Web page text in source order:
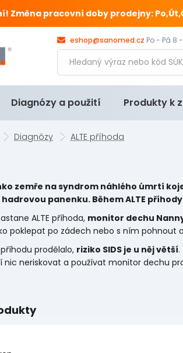
Změna pracovní doby prodejny: Po,Út,Čt
eshop@sanomed.cz Po - Pá 8
Diagnózy a použití Produkty k
Diagnózy ALTE příhoda
zemře na syndrom náhlého úmrtí
panenku. Během ALTE
ALTE příhoda, monitor dechu
poklepat po zádech nebo s ním pohnout
prodělalo, riziko SIDS je u něj větší.
nic neriskovat a používat monitor dechu